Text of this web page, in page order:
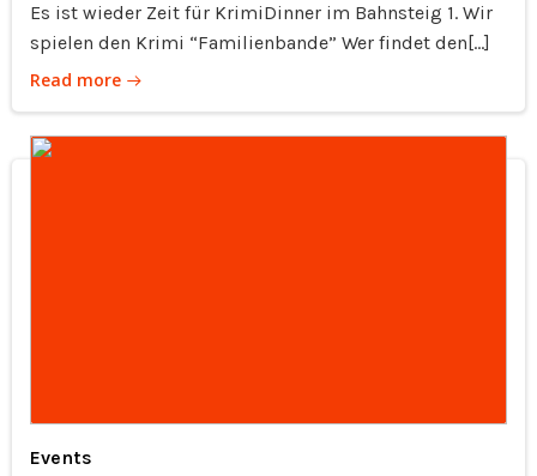
Es ist wieder Zeit für KrimiDinner im Bahnsteig 1. Wir
spielen den Krimi “Familienbande” Wer findet den[…]
Read more
Events